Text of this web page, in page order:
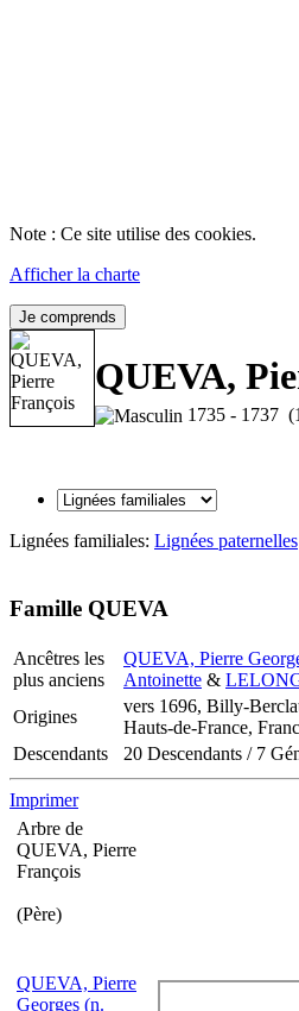
Note : Ce site utilise des cookies.
Afficher la charte
Je comprends
QUEVA,
1735 - 1737
Lignées familiales: Lignées paternelles
Famille QUEVA
Ancêtres les
plus anciens
QUEVA, Pierre
Antoinette &
Origines
vers 1696, Billy-
Hauts-de-France,
Descendants
20 Descendants / 7
Imprimer
Arbre de
QUEVA, Pierre
François
(Père)
QUEVA, Pierre
Georges (n.